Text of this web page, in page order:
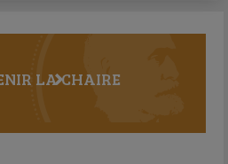
LA CHAIRE